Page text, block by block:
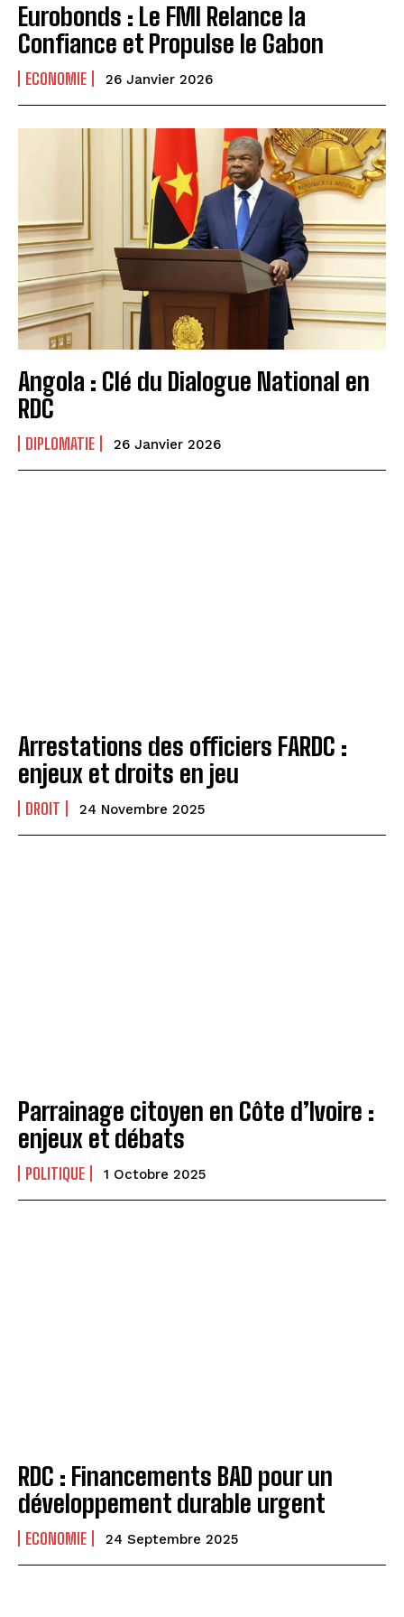
Eurobonds : Le FMI Relance la
Confiance et Propulse le Gabon
ECONOMIE 26 Janvier 2026
Angola : Clé du Dialogue National en
RDC
DIPLOMATIE 26 Janvier 2026
Arrestations des officiers FARDC :
enjeux et droits en jeu
DROIT 24 Novembre 2025
Parrainage citoyen en Côte d’Ivoire :
enjeux et débats
POLITIQUE 1 Octobre 2025
RDC : Financements BAD pour un
développement durable urgent
ECONOMIE 24 Septembre 2025